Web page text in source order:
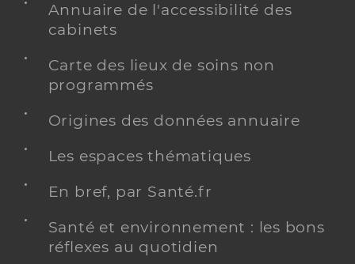
Annuaire de l'accessibilité des
cabinets
Carte des lieux de soins non
programmés
Origines des données annuaire
Les espaces thématiques
En bref, par Santé.fr
Santé et environnement : les bons
réflexes au quotidien